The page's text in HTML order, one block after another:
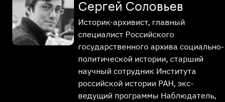
Сергей Соловьев
Историк-архивист, главный
специалист Российского
государственного архива социально-
политической истории, старший
научный сотрудник Института
российской истории РАН, экс-
ведущий программы Наблюдатель,